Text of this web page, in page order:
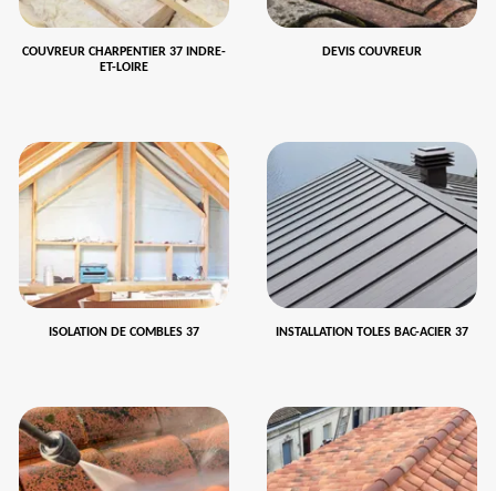
COUVREUR CHARPENTIER 37 INDRE-
ET-LOIRE
DEVIS COUVREUR
ISOLATION DE COMBLES 37 INSTALLATION TOLES BAC-ACIER 37